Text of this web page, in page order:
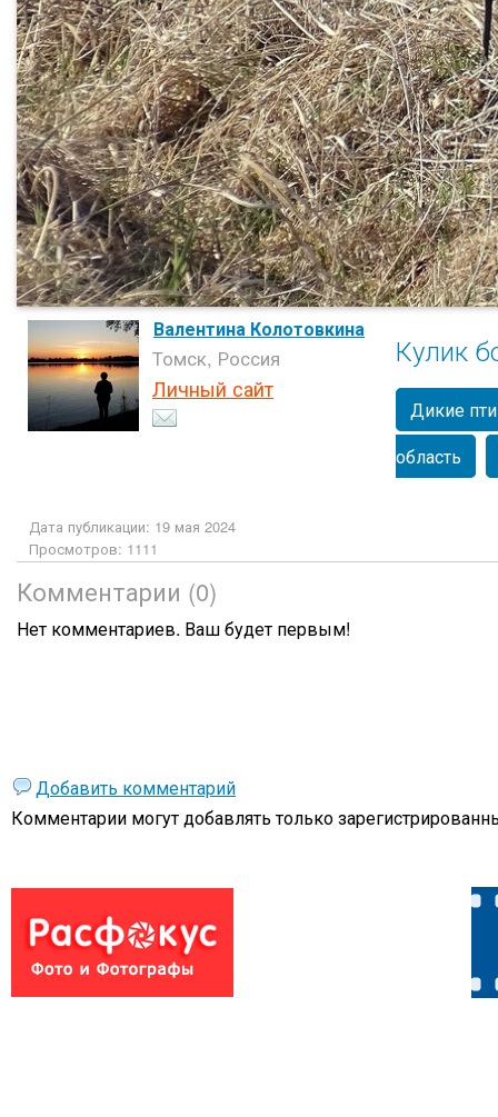
Валентина Колотовкина
Томск, Россия
Личный сайт
Кулик
Дикие
область
Дата публикации: 19 мая 2024
Просмотров: 1111
Комментарии (0)
Нет комментариев. Ваш будет первым!
Добавить комментарий
Комментарии могут добавлять только